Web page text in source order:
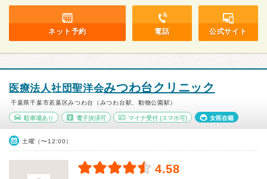
ネット予約 電話 公式サイト
医療法人社団聖洋会みつわ台クリニック
千葉県千葉市若葉区みつわ台（みつわ台駅、動物公園駅）
駐車場あり 電子決済可 マイナ受付 (スマホ可) 女医在籍
土曜（〜12:00）
4.58